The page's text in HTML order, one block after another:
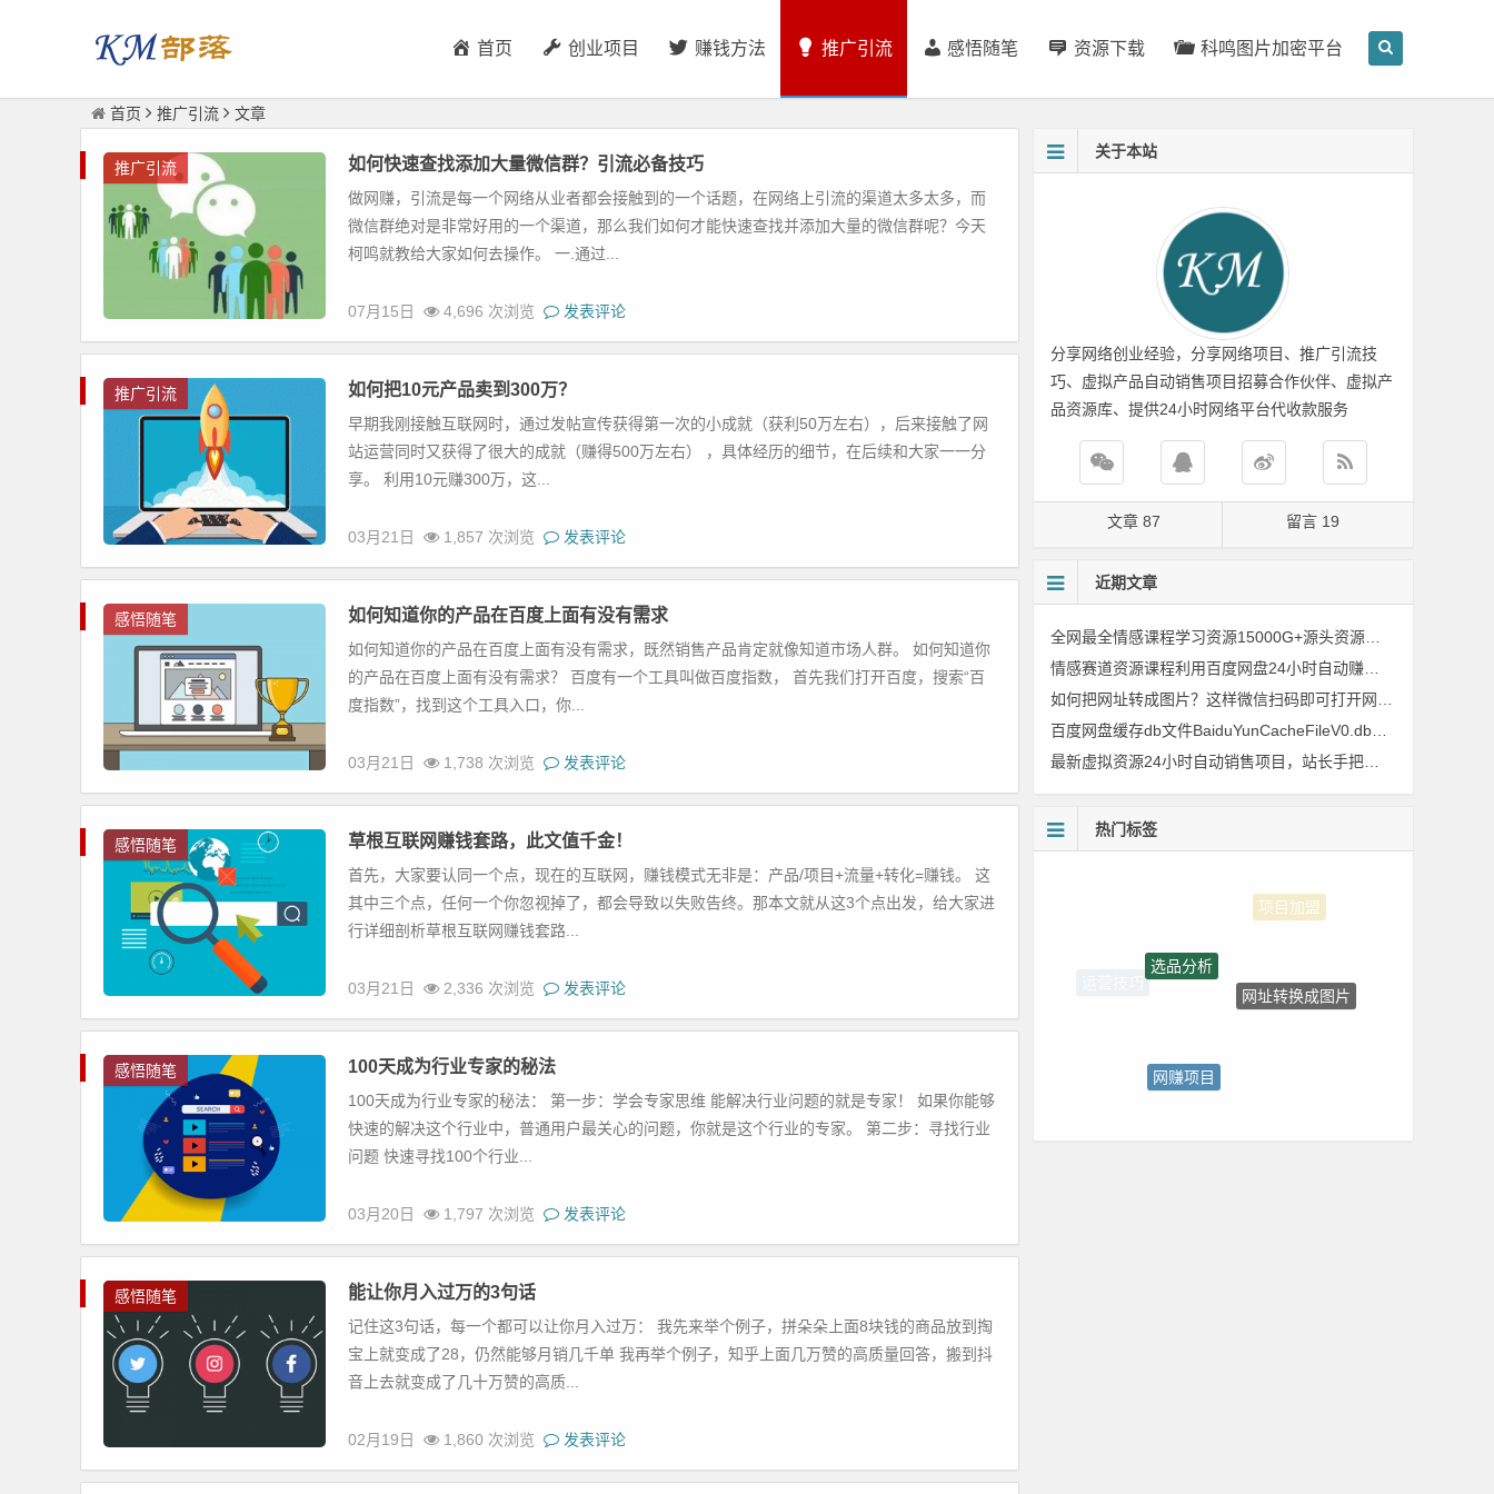
首页 创业项目 赚钱方法 推广引流 感悟随笔 资源下载 科鸣图片加密平台
首页 推广引流 文章
推广引流 如何快速查找添加大量微信群？引流必备技巧
做网赚，引流是每一个网络从业者都会接触到的一个话题，在网络上引流的渠道太多太多，而
微信群绝对是非常好用的一个渠道，那么我们如何才能快速查找并添加大量的微信群呢？今天
柯鸣就教给大家如何去操作。 一.通过...
07月15日 4,696 次浏览 发表评论
推广引流 如何把10元产品卖到300万？
早期我刚接触互联网时，通过发帖宣传获得第一次的小成就（获利50万左右），后来接触了网
站运营同时又获得了很大的成就（赚得500万左右） ，具体经历的细节，在后续和大家一一分
享。 利用10元赚300万，这...
03月21日 1,857 次浏览 发表评论
感悟随笔 如何知道你的产品在百度上面有没有需求
如何知道你的产品在百度上面有没有需求，既然销售产品肯定就像知道市场人群。 如何知道你
的产品在百度上面有没有需求？ 百度有一个工具叫做百度指数， 首先我们打开百度，搜索“百
度指数”，找到这个工具入口，你...
03月21日 1,738 次浏览 发表评论
感悟随笔 草根互联网赚钱套路，此文值千金！
首先，大家要认同一个点，现在的互联网，赚钱模式无非是：产品/项目+流量+转化=赚钱。 这
其中三个点，任何一个你忽视掉了，都会导致以失败告终。那本文就从这3个点出发，给大家进
行详细剖析草根互联网赚钱套路...
03月21日 2,336 次浏览 发表评论
感悟随笔 100天成为行业专家的秘法
100天成为行业专家的秘法： 第一步：学会专家思维 能解决行业问题的就是专家！ 如果你能够
快速的解决这个行业中，普通用户最关心的问题，你就是这个行业的专家。 第二步：寻找行业
问题 快速寻找100个行业...
03月20日 1,797 次浏览 发表评论
感悟随笔 能让你月入过万的3句话
记住这3句话，每一个都可以让你月入过万： 我先来举个例子，拼朵朵上面8块钱的商品放到掏
宝上就变成了28，仍然能够月销几千单 我再举个例子，知乎上面几万赞的高质量回答，搬到抖
音上去就变成了几十万赞的高质...
02月19日 1,860 次浏览 发表评论
关于本站
分享网络创业经验，分享网络项目、推广引流技
巧、虚拟产品自动销售项目招募合作伙伴、虚拟产
品资源库、提供24小时网络平台代收款服务
文章 87 留言 19
近期文章
全网最全情感课程学习资源15000G+源头资源百度网盘持续更新
情感赛道资源课程利用百度网盘24小时自动赚钱的高级玩法，一步步教你如何操作，小白可轻松日入300+
百度网盘缓存db文件BaiduYunCacheFileV0.db在电脑的什么位置？我的电脑里面找不到怎么办？
最新虚拟资源24小时自动销售项目，站长手把手教学（副业，全职均可）
热门标签
网址转换成图片
网赚项目